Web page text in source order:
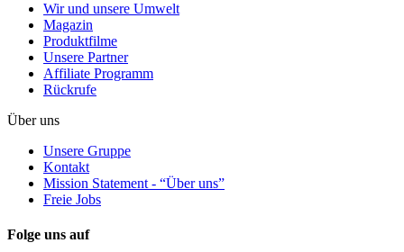
Wir und unsere Umwelt
Magazin
Produktfilme
Unsere Partner
Affiliate Programm
Rückrufe
Über uns
Unsere Gruppe
Kontakt
Mission Statement - “Über uns”
Freie Jobs
Folge uns auf